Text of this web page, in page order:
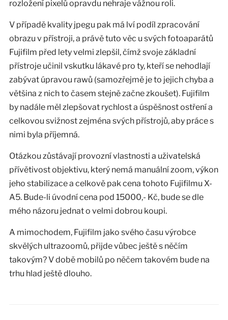
rozložení pixelů opravdu nehraje vážnou roli.
V případě kvality jpegu pak má lví podíl zpracování
obrazu v přístroji, a právě tuto věc u svých fotoaparátů
Fujifilm před lety velmi zlepšil, čímž svoje základní
přístroje učinil vskutku lákavé pro ty, kteří se nehodlají
zabývat úpravou rawů (samozřejmě je to jejich chyba a
většina z nich to časem stejně začne zkoušet). Fujifilm
by nadále měl zlepšovat rychlost a úspěšnost ostření a
celkovou svižnost zejména svých přístrojů, aby práce s
nimi byla příjemná.
Otázkou zůstávají provozní vlastnosti a uživatelská
přívětivost objektivu, který nemá manuální zoom, výkon
jeho stabilizace a celkově pak cena tohoto Fujifilmu X-
A5. Bude-li úvodní cena pod 15000,- Kč, bude se dle
mého názoru jednat o velmi dobrou koupi.
A mimochodem, Fujifilm jako svého času výrobce
skvělých ultrazoomů, přijde vůbec ještě s něčím
takovým? V době mobilů po něčem takovém bude na
trhu hlad ještě dlouho.